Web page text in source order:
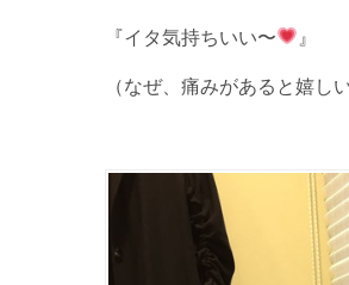
『イタ気持ちいい〜 』
（なぜ、痛みがあると嬉し